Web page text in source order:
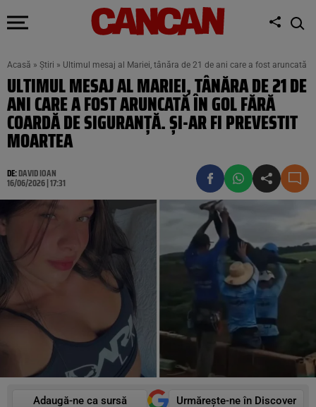
Acasă » Știri » Ultimul mesaj al Mariei, tânăra de 21 de ani care a fost aruncată
ULTIMUL MESAJ AL MARIEI, TÂNĂRA DE 21 DE
ANI CARE A FOST ARUNCATĂ ÎN GOL FĂRĂ
COARDĂ DE SIGURANȚĂ. ȘI-AR FI PREVESTIT
MOARTEA
DE:DAVID IOAN
16/06/2026 | 17:31
Adaugă-ne ca sursă
Urmărește-ne în Discover